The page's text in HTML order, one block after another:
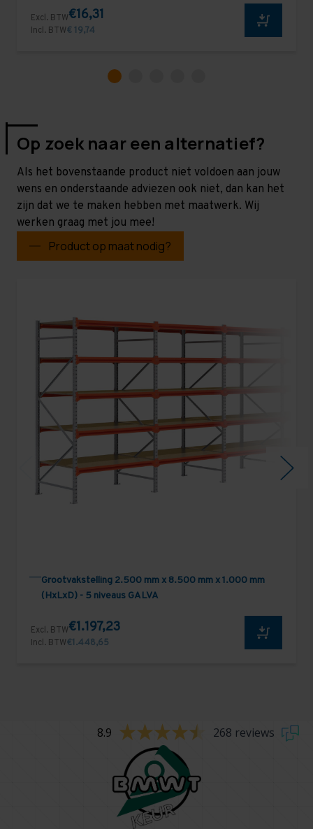
Excl. BTW€16,31
Incl. BTW€ 19,74
Op zoek naar een alternatief?
Als het bovenstaande product niet voldoen aan jouw
wens en onderstaande adviezen ook niet, dan kan het
zijn dat we te maken hebben met maatwerk. Wij
werken graag met jou mee!
Product op maat nodig?
Grootvakstelling 2.500 mm x 8.500 mm x 1.000 mm
(HxLxD) - 5 niveaus GALVA
Excl. BTW€1.197,23
Incl. BTW€1.448,65
8.9 268 reviews